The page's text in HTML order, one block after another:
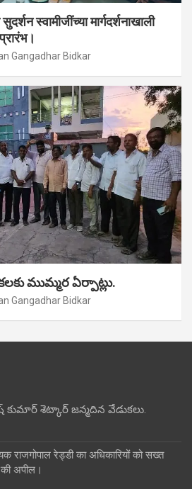
स्वामीजींच्या मार्गदर्शनाखाली
Gangadhar Bidkar
ముమ్మర ఏర్పాట్లు.
Gangadhar Bidkar
శెట్కార్ జన్మదిన వేడుకలు.
राजगोपाल रेड्डी का अधिकारियों को सख्त
अपील।